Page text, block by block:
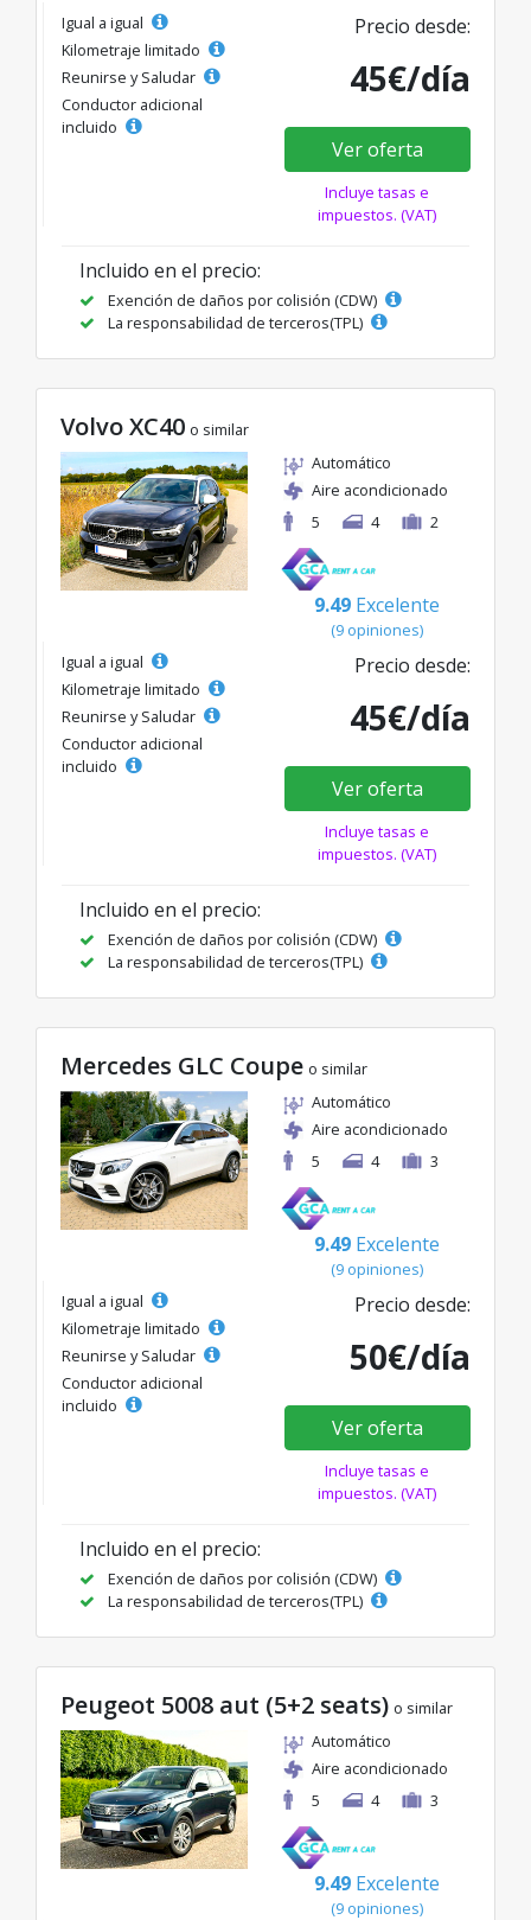
Igual a igual
Kilometraje limitado
Reunirse y Saludar
Conductor adicional
incluido
Precio desde:
45€/día
Ver oferta
Incluye tasas e
impuestos. (VAT)
Incluido en el precio:
Exención de daños por colisión (CDW)
La responsabilidad de terceros(TPL)
Volvo XC40 o similar
Automático
Aire acondicionado
5
4 2
9.49 Excelente
(9 opiniones)
Igual a igual
Kilometraje limitado
Reunirse y Saludar
Conductor adicional
incluido
Precio desde:
45€/día
Ver oferta
Incluye tasas e
impuestos. (VAT)
Incluido en el precio:
Exención de daños por colisión (CDW)
La responsabilidad de terceros(TPL)
Mercedes GLC Coupe o similar
Automático
Aire acondicionado
5
4 3
9.49 Excelente
(9 opiniones)
Igual a igual
Kilometraje limitado
Reunirse y Saludar
Conductor adicional
incluido
Precio desde:
50€/día
Ver oferta
Incluye tasas e
impuestos. (VAT)
Incluido en el precio:
Exención de daños por colisión (CDW)
La responsabilidad de terceros(TPL)
Peugeot 5008 aut (5+2 seats) o similar
Automático
Aire acondicionado
5
4 3
9.49 Excelente
(9 opiniones)